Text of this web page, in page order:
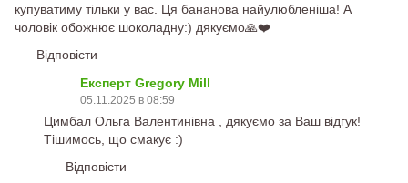
купуватиму тільки у вас. Ця бананова найулюбленіша! А
чоловік обожнює шоколадну:) дякуємо🙏❤️
Відповісти
Експерт Gregory Mill
05.11.2025 в 08:59
Цимбал Ольга Валентинівна , дякуємо за Ваш відгук!
Тішимось, що смакує :)
Відповісти